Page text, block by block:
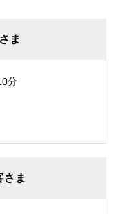
ま
分
さま